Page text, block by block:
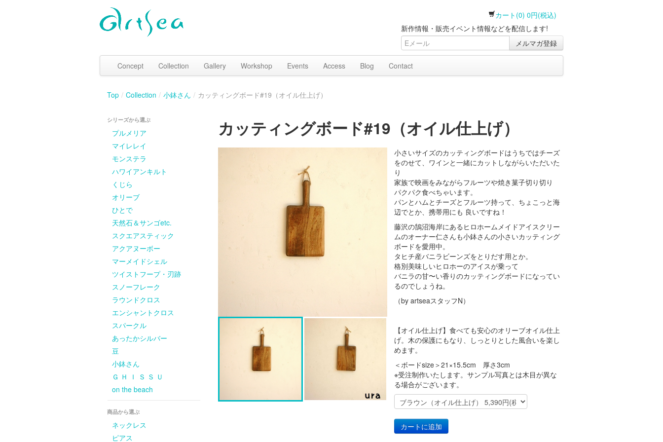
カート(0) 0円(税込)
新作情報・販売イベント情報などを配信します!
メルマガ登録
Concept Collection Gallery Workshop Events Access Blog Contact
Top / Collection / 小鉢さん / カッティングボード#19（オイル仕上げ）
シリーズから選ぶ
プルメリア
マイレレイ
モンステラ
ハワイアンキルト
くじら
オリーブ
ひとで
天然石＆サンゴetc.
スクエアスティック
アクアヌーボー
マーメイドシェル
ツイストフープ・刃跡
スノーフレーク
ラウンドクロス
エンシャントクロス
スパークル
あったかシルバー
豆
小鉢さん
Ｇ Ｈ Ｉ Ｓ Ｓ Ｕ
on the beach
商品から選ぶ
ネックレス
ピアス
カッティングボード#19（オイル仕上げ）
小さいサイズのカッティングボードはうちではチーズ
をのせて、ワインと一緒にカットしながらいただいた
り
家族で映画をみながらフルーツや焼き菓子切り切り
パクパク食べちゃいます。
パンとハムとチーズとフルーツ持って、ちょこっと海
辺でとか、携帯用にも 良いですね！
藤沢の鵠沼海岸にあるヒロホームメイドアイスクリー
ムのオーナー仁さんも小鉢さんの小さいカッティング
ボードを愛用中。
タヒチ産バニラビーンズをとりだす用とか。
格別美味しいヒロホーのアイスが乗って
バニラの甘〜い香りのカッティングボードになってい
るのでしょうね。
（by artseaスタッフN）
【オイル仕上げ】食べても安心のオリーブオイル仕上
げ。木の保護にもなり、しっとりとした風合いを楽し
めます。
＜ボードsize＞21×15.5cm 厚さ3cm
※受注制作いたします。サンプル写真とは木目が異な
る場合がございます。
カートに追加